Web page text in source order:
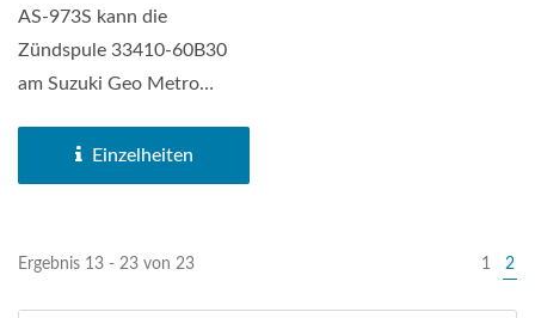
AS-973S kann die
Zündspule 33410-60B30
am Suzuki Geo Metro
Zündspule...Einzelheiten
Ergebnis 13 - 23 von 23 1 2